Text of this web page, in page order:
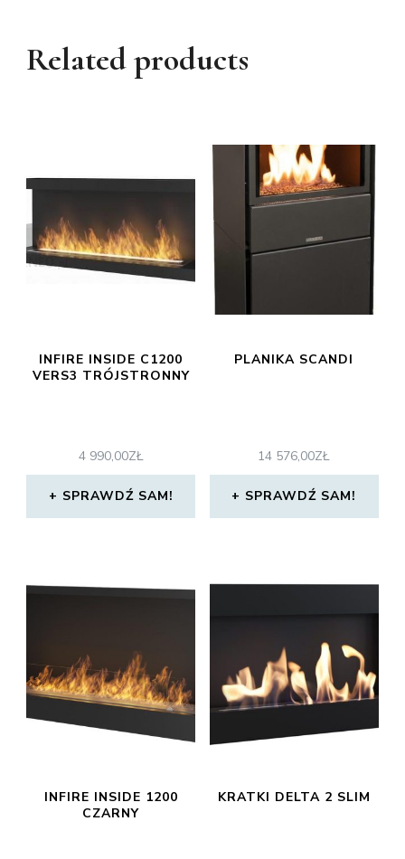
Related products
INFIRE INSIDE C1200
VERS3 TRÓJSTRONNY
4 990,00ZŁ
SPRAWDŹ SAM!
PLANIKA SCANDI
14 576,00ZŁ
SPRAWDŹ SAM!
INFIRE INSIDE 1200
CZARNY
KRATKI DELTA 2 SLIM